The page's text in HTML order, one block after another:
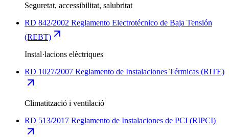
Seguretat, accessibilitat, salubritat
RD 842/2002 Reglamento Electrotécnico de Baja Tensión
(REBT)
Instal·lacions elèctriques
RD 1027/2007 Reglamento de Instalaciones Térmicas (RITE)
Climatització i ventilació
RD 513/2017 Reglamento de Instalaciones de PCI (RIPCI)